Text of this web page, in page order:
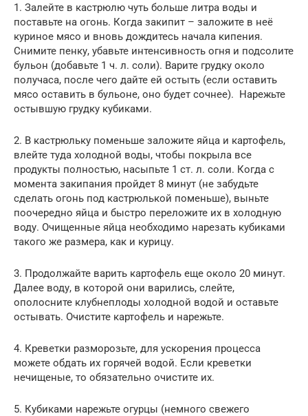
1. Залейте в кастрюлю чуть больше литра воды и
поставьте на огонь. Когда закипит – заложите в неё
куриное мясо и вновь дождитесь начала кипения.
Снимите пенку, убавьте интенсивность огня и подсолите
бульон (добавьте 1 ч. л. соли). Варите грудку около
получаса, после чего дайте ей остыть (если оставить
мясо оставить в бульоне, оно будет сочнее). Нарежьте
остывшую грудку кубиками.
2. В кастрюльку поменьше заложите яйца и картофель,
влейте туда холодной воды, чтобы покрыла все
продукты полностью, насыпьте 1 ст. л. соли. Когда с
момента закипания пройдет 8 минут (не забудьте
сделать огонь под кастрюлькой поменьше), выньте
поочередно яйца и быстро переложите их в холодную
воду. Очищенные яйца необходимо нарезать кубиками
такого же размера, как и курицу.
3. Продолжайте варить картофель еще около 20 минут.
Далее воду, в которой они варились, слейте,
ополосните клубнеплоды холодной водой и оставьте
остывать. Очистите картофель и нарежьте.
4. Креветки разморозьте, для ускорения процесса
можете обдать их горячей водой. Если креветки
нечищеные, то обязательно очистите их.
5. Кубиками нарежьте огурцы (немного свежего